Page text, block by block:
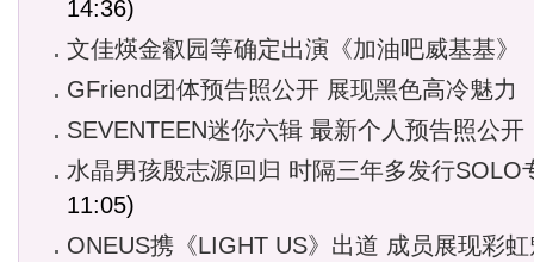
14:36)
文佳煐金叡园等确定出演《加油吧威基基》
GFriend团体预告照公开 展现黑色高冷魅力
SEVENTEEN迷你六辑 最新个人预告照公开
水晶男孩殷志源回归 时隔三年多发行SOLO
11:05)
ONEUS携《LIGHT US》出道 成员展现彩